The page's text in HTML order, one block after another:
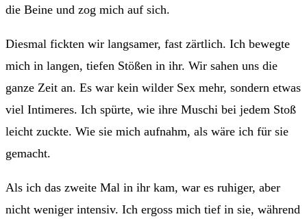
die Beine und zog mich auf sich.
Diesmal fickten wir langsamer, fast zärtlich. Ich bewegte
mich in langen, tiefen Stößen in ihr. Wir sahen uns die
ganze Zeit an. Es war kein wilder Sex mehr, sondern etwas
viel Intimeres. Ich spürte, wie ihre Muschi bei jedem Stoß
leicht zuckte. Wie sie mich aufnahm, als wäre ich für sie
gemacht.
Als ich das zweite Mal in ihr kam, war es ruhiger, aber
nicht weniger intensiv. Ich ergoss mich tief in sie, während